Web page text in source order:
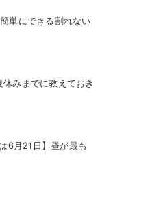
単にできる割れない
みまでに教えておき
6月21日】昼が最も